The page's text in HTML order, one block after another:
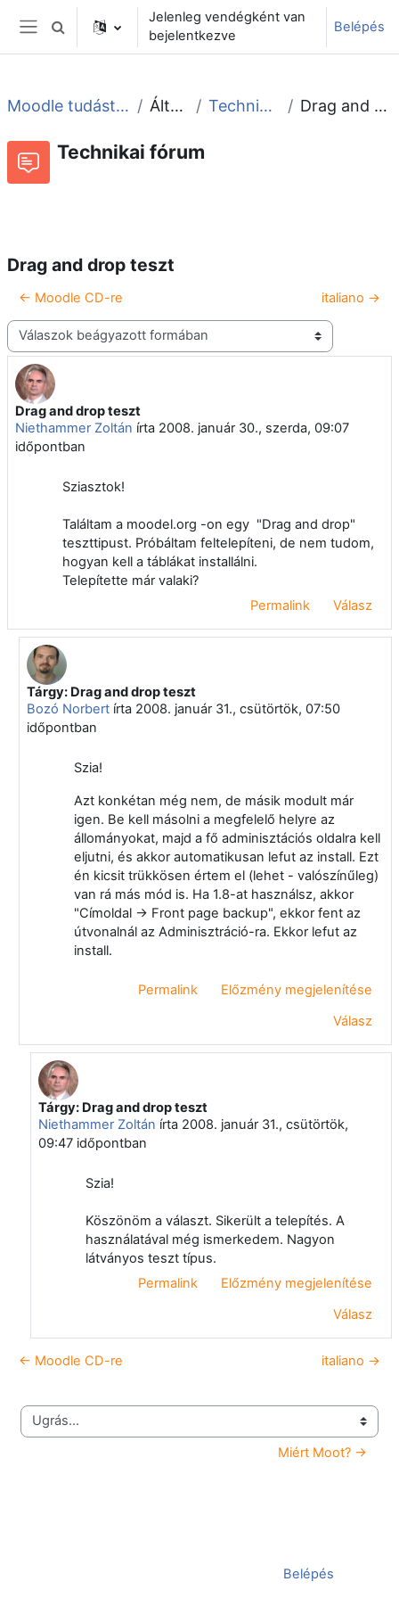
Tovább a fő tartalomhoz
Oldalpanel
Keresési bemeneti adatok váltása
Jelenleg vendégként van
bejelentkezve
Belépés
Moodle tudástár és fórum Általános Technikai fórum Drag and drop teszt
Technikai fórum
Drag and drop teszt
← Moodle CD-re italiano →
Megjelenítési mód
Drag and drop teszt
Niethammer Zoltán írta 2008. január 30., szerda, 09:07
időpontban
Válaszok szám: 2
Sziasztok!
Találtam a moodel.org -on egy "Drag and drop"
teszttipust. Próbáltam feltelepíteni, de nem tudom,
hogyan kell a táblákat installálni.
Telepítette már valaki?
Permalink
Válasz
Válasz erre: Niethammer Zoltán
Tárgy: Drag and drop teszt
Bozó Norbertírta 2008. január 31., csütörtök, 07:50
időpontban
Szia!
Azt konkétan még nem, de másik modult már
igen. Be kell másolni a megfelelő helyre az
állományokat, majd a fő adminisztációs oldalra kell
eljutni, és akkor automatikusan lefut az install. Ezt
én kicsit trükkösen értem el (lehet - valószínűleg)
van rá más mód is. Ha 1.8-at használsz, akkor
"Címoldal -> Front page backup", ekkor fent az
útvonalnál az Adminisztráció-ra. Ekkor lefut az
install.
Permalink
Előzmény megjelenítése
Válasz
Válasz erre: Bozó Norbert
Tárgy: Drag and drop teszt
Niethammer Zoltán írta 2008. január 31., csütörtök,
09:47időpontban
Szia!
Köszönöm a választ. Sikerült a telepítés. A
használatával még ismerkedem. Nagyon
látványos teszt típus.
Permalink
Előzmény megjelenítése
Válasz
← Moodle CD-re italiano →
Ugrás...
Miért Moot? →
Belépés